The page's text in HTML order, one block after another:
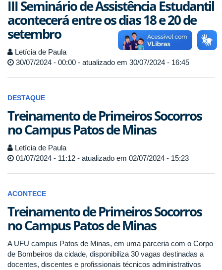
III Seminário de Assistência Estudantil
acontecerá entre os dias 18 e 20 de
setembro
Letícia de Paula
30/07/2024 - 00:00 - atualizado em 30/07/2024 - 16:45
DESTAQUE
Treinamento de Primeiros Socorros
no Campus Patos de Minas
Letícia de Paula
01/07/2024 - 11:12 - atualizado em 02/07/2024 - 15:23
ACONTECE
Treinamento de Primeiros Socorros
no Campus Patos de Minas
A UFU campus Patos de Minas, em uma parceria com o Corpo
de Bombeiros da cidade, disponibiliza 30 vagas destinadas a
docentes, discentes e profissionais técnicos administrativos